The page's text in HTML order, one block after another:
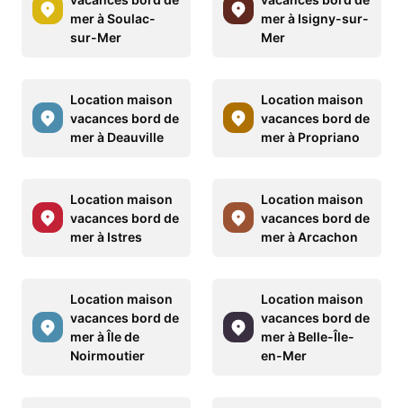
mer à Soulac-
sur-Mer
mer à Isigny-sur-
Mer
Location maison
vacances bord de
mer à Deauville
Location maison
vacances bord de
mer à Propriano
Location maison
vacances bord de
mer à Istres
Location maison
vacances bord de
mer à Arcachon
Location maison
vacances bord de
mer à Île de
Noirmoutier
Location maison
vacances bord de
mer à Belle-Île-
en-Mer